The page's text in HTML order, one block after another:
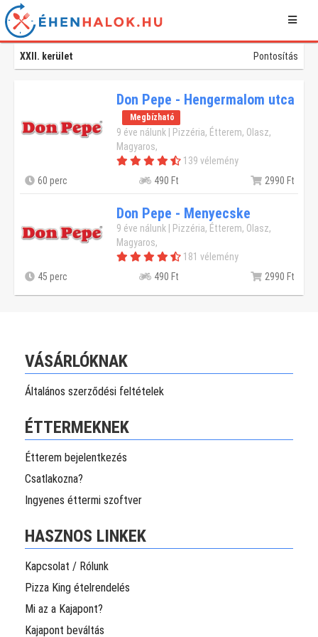
XXII. kerület Pontosítás
Don Pepe - Hengermalom utca
Megbízható
9 éve nálunk | Pizzéria, Étterem, Olasz,
Magyaros,
139 vélemény
60 perc
490 Ft 2990 Ft
Don Pepe - Menyecske
9 éve nálunk | Pizzéria, Étterem, Olasz,
Magyaros,
181 vélemény
45 perc
490 Ft 2990 Ft
VÁSÁRLÓKNAK
Általános szerződési feltételek
ÉTTERMEKNEK
Étterem bejelentkezés
Csatlakozna?
Ingyenes éttermi szoftver
HASZNOS LINKEK
Kapcsolat / Rólunk
Pizza King ételrendelés
Mi az a Kajapont?
Kajapont beváltás